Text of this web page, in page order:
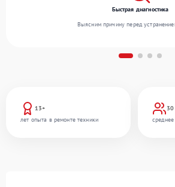
13+
лет опыта в ремонте техники
Быстрая диагностика
Выясним причину перед